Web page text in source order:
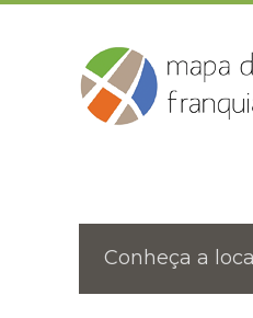
Conheça a